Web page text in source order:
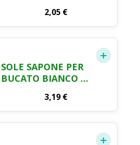
LAUNDRY SOAP –
250 G
2,05 €
SOLE SAPONE PER
BUCATO BIANCO 2
3,19 €